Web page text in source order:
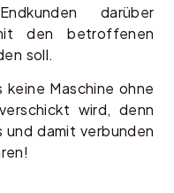
darüber
den betroffenen
soll.
Maschine ohne
wird, denn
damit verbunden